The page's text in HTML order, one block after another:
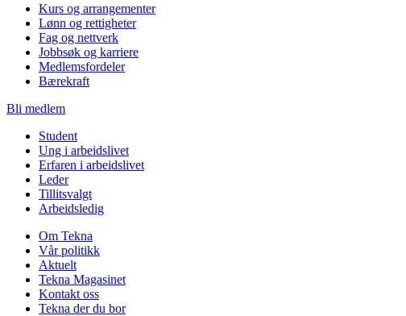
Kurs og arrangementer
Lønn og rettigheter
Fag og nettverk
Jobbsøk og karriere
Medlemsfordeler
Bærekraft
Bli medlem
Student
Ung i arbeidslivet
Erfaren i arbeidslivet
Leder
Tillitsvalgt
Arbeidsledig
Om Tekna
Vår politikk
Aktuelt
Tekna Magasinet
Kontakt oss
Tekna der du bor